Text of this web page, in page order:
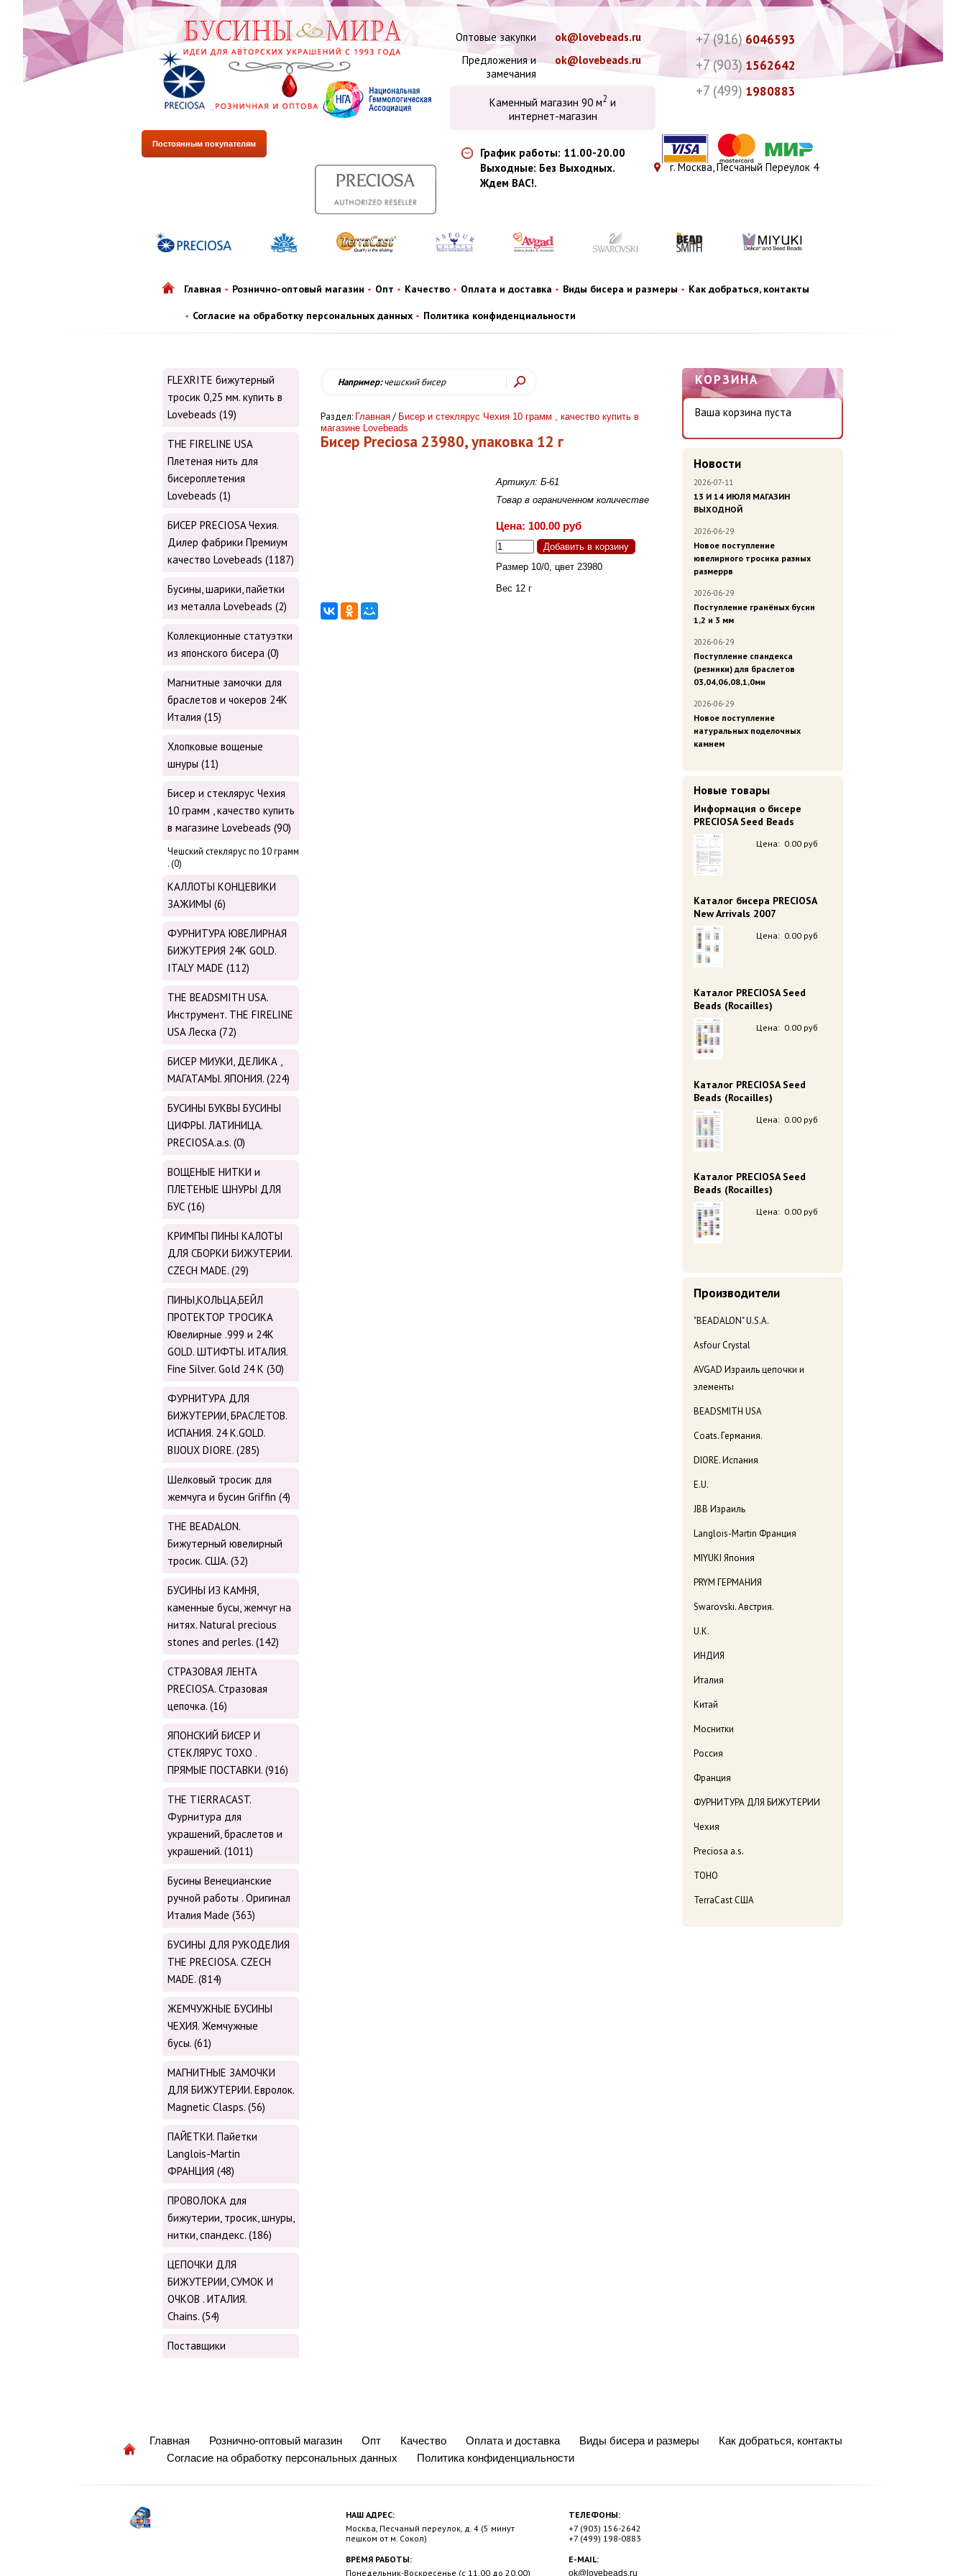
+7 (916) 6046593
+7 (903) 1562642
+7 (499) 1980883
Оптовые закупки
ok@lovebeads.ru
Предложения и
замечания
ok@lovebeads.ru
Каменный магазин 90 м2 и
интернет-магазин
г. Москва, Песчаный Переулок 4
График работы: 11.00-20.00
Выходные: Без Выходных.
Ждем ВАС!.
Постоянным покупателям
Главная Рознично-оптовый магазин Опт Качество Оплата и доставка Виды бисера и размеры Как добраться, контакты
Согласие на обработку персональных данных Политика конфиденциальности
КОРЗИНА
Ваша корзина пуста
Новости
2026-07-11
13 И 14 ИЮЛЯ МАГАЗИН
ВЫХОДНОЙ
2026-06-29
Новое поступление
ювелирного тросика разных
размеррв
2026-06-29
Поступление гранёных бусин
1,2 и 3 мм
2026-06-29
Поступление спандекса
(резинки) для браслетов
03,04,06,08,1,0ми
2026-06-29
Новое поступление
натуральных поделочных
камнем
Новые товары
Информация о бисере
PRECIOSA Seed Beads
Цена: 0.00 руб
Каталог бисера PRECIOSA
New Arrivals 2007
Цена: 0.00 руб
Каталог PRECIOSA Seed
Beads (Rocailles)
Цена: 0.00 руб
Каталог PRECIOSA Seed
Beads (Rocailles)
Цена: 0.00 руб
Каталог PRECIOSA Seed
Beads (Rocailles)
Цена: 0.00 руб
Производители
"BEADALON" U.S.A.
Asfour Crystal
AVGAD Израиль цепочки и
элементы
BEADSMITH USA
Coats. Германия.
DIORE. Испания
E.U.
JBB Израиль
Langlois-Martin Франция
MIYUKI Япония
PRYM ГЕРМАНИЯ
Swarovski. Австрия.
U.K.
ИНДИЯ
Италия
Китай
Моснитки
Россия
Франция
ФУРНИТУРА ДЛЯ БИЖУТЕРИИ
Чехия
Preciosa a.s.
TOHO
TerraCast США
FLEXRITE бижутерный
тросик 0,25 мм. купить в
Lovebeads (19)
THE FIRELINE USA
Плетеная нить для
бисероплетения
Lovebeads (1)
БИСЕР PRECIOSA Чехия.
Дилер фабрики Премиум
качество Lovebeads (1187)
Бусины, шарики, пайетки
из металла Lovebeads (2)
Коллекционные статуэтки
из японского бисера (0)
Магнитные замочки для
браслетов и чокеров 24К
Италия (15)
Хлопковые вощеные
шнуры (11)
Бисер и стеклярус Чехия
10 грамм , качество купить
в магазине Lovebeads (90)
Чешский стеклярус по 10 грамм
. (0)
КАЛЛОТЫ КОНЦЕВИКИ
ЗАЖИМЫ (6)
ФУРНИТУРА ЮВЕЛИРНАЯ
БИЖУТЕРИЯ 24К GOLD.
ITALY MADE (112)
THE BEADSMITH USA.
Инструмент. THE FIRELINE
USA Леска (72)
БИСЕР МИУКИ, ДЕЛИКА ,
МАГАТАМЫ. ЯПОНИЯ. (224)
БУСИНЫ БУКВЫ БУСИНЫ
ЦИФРЫ. ЛАТИНИЦА.
PRECIOSA.a.s. (0)
ВОЩЕНЫЕ НИТКИ и
ПЛЕТЕНЫЕ ШНУРЫ ДЛЯ
БУС (16)
КРИМПЫ ПИНЫ КАЛОТЫ
ДЛЯ СБОРКИ БИЖУТЕРИИ.
CZECH MADE. (29)
ПИНЫ,КОЛЬЦА,БЕЙЛ
ПРОТЕКТОР ТРОСИКА
Ювелирные .999 и 24К
GOLD. ШТИФТЫ. ИТАЛИЯ.
Fine Silver. Gold 24 K (30)
ФУРНИТУРА ДЛЯ
БИЖУТЕРИИ, БРАСЛЕТОВ.
ИСПАНИЯ. 24 K.GOLD.
BIJOUX DIORE. (285)
Шелковый тросик для
жемчуга и бусин Griffin (4)
THE BEADALON.
Бижутерный ювелирный
тросик. США. (32)
БУСИНЫ ИЗ КАМНЯ,
каменные бусы, жемчуг на
нитях. Natural precious
stones and perles. (142)
СТРАЗОВАЯ ЛЕНТА
PRECIOSA. Стразовая
цепочка. (16)
ЯПОНСКИЙ БИСЕР И
СТЕКЛЯРУС TOХО .
ПРЯМЫЕ ПОСТАВКИ. (916)
THE TIERRACAST.
Фурнитура для
украшений, браслетов и
украшений. (1011)
Бусины Венецианские
ручной работы . Оригинал
Италия Made (363)
БУСИНЫ ДЛЯ РУКОДЕЛИЯ
THE PRECIOSA. CZECH
MADE. (814)
ЖЕМЧУЖНЫЕ БУСИНЫ
ЧЕХИЯ. Жемчужные
бусы. (61)
МАГНИТНЫЕ ЗАМОЧКИ
ДЛЯ БИЖУТЕРИИ. Евролок.
Magnetic Сlasps. (56)
ПАЙЕТКИ. Пайетки
Langlois-Martin
ФРАНЦИЯ (48)
ПРОВОЛОКА для
бижутерии, тросик, шнуры,
нитки, cпандекс. (186)
ЦЕПОЧКИ ДЛЯ
БИЖУТЕРИИ, СУМОК И
ОЧКОВ . ИТАЛИЯ.
Chains. (54)
Поставщики
Например:чешский бисер
Раздел: Главная / Бисер и стеклярус Чехия 10 грамм , качество купить в
магазине Lovebeads
Бисер Preciosa 23980, упаковка 12 г
Артикул: Б-61
Товар в ограниченном количестве
Цена: 100.00 руб
Размер 10/0, цвет 23980
Вес 12 г
Главная Рознично-оптовый магазин Опт Качество Оплата и доставка Виды бисера и размеры
Как добраться, контакты
Согласие на обработку персональных данных
Политика конфиденциальности
ТЕЛЕФОНЫ:
+7 (903) 156-2642
+7 (499) 198-0883
E-MAIL:
ok@lovebeads.ru
НАШ АДРЕС:
Москва, Песчаный переулок, д. 4 (5 минут
пешком от м. Сокол)
ВРЕМЯ РАБОТЫ:
Понедельник-Воскресенье (с 11.00 до 20.00)